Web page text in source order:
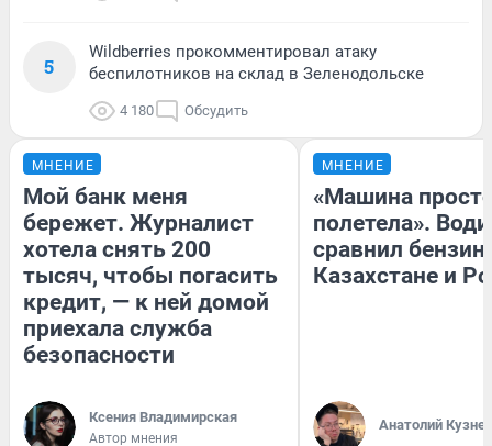
5
Wildberries прокомментировал атаку
беспилотников на склад в Зеленодольске
4 180 Обсудить
МНЕНИЕ
Мой банк меня
бережет. Журналист
хотела снять 200
тысяч, чтобы погасить
кредит, — к ней домой
приехала служба
безопасности
Ксения Владимирская
Автор мнения
МНЕНИЕ
«Машина
полетела».
сравнил бензин
Казахстане и
Анатолий